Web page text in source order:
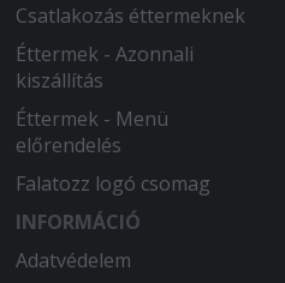
Csatlakozás éttermeknek
Éttermek - Azonnali
kiszállítás
Éttermek - Menü
előrendelés
Falatozz logó csomag
INFORMÁCIÓ
Adatvédelem